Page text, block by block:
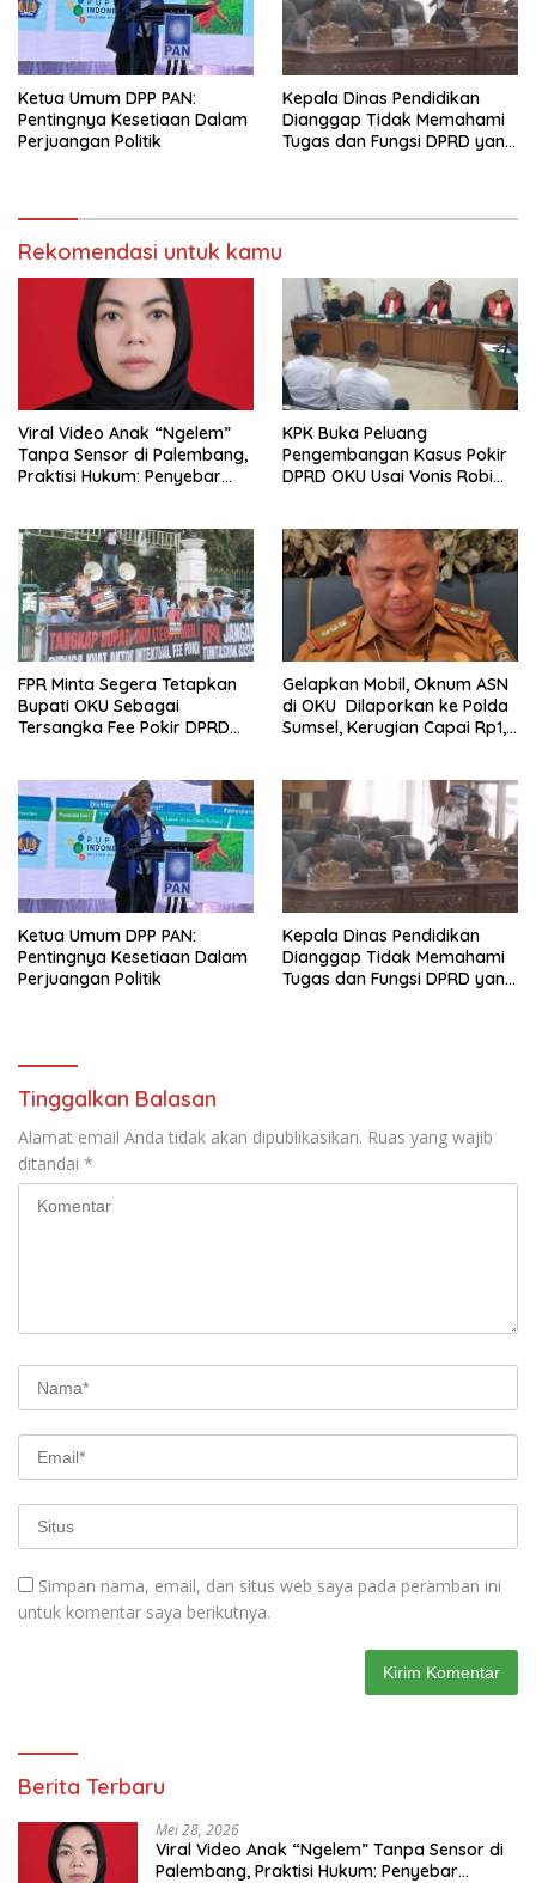
Ketua Umum DPP PAN:
Pentingnya Kesetiaan Dalam
Perjuangan Politik
Kepala Dinas Pendidikan
Dianggap Tidak Memahami
Tugas dan Fungsi DPRD yang
Rekomendasi untuk kamu
Viral Video Anak “Ngelem”
Tanpa Sensor di Palembang,
Praktisi Hukum: Penyebar
KPK Buka Peluang
Pengembangan Kasus Pokir
DPRD OKU Usai Vonis Robi
FPR Minta Segera Tetapkan
Bupati OKU Sebagai
Tersangka Fee Pokir DPRD
Gelapkan Mobil, Oknum ASN
di OKU Dilaporkan ke Polda
Sumsel, Kerugian Capai Rp1,2
Ketua Umum DPP PAN:
Pentingnya Kesetiaan Dalam
Perjuangan Politik
Kepala Dinas Pendidikan
Dianggap Tidak Memahami
Tugas dan Fungsi DPRD yang
Tinggalkan Balasan
Alamat email Anda tidak akan dipublikasikan. Ruas yang wajib
ditandai *
Simpan nama, email, dan situs web saya pada peramban ini
untuk komentar saya berikutnya.
Berita Terbaru
Mei 28, 2026
Viral Video Anak “Ngelem” Tanpa Sensor di
Palembang, Praktisi Hukum: Penyebar